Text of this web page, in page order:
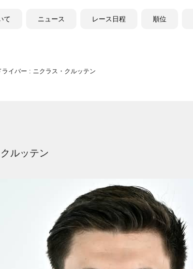
て ニュース レース日程 順位
イバー : ニクラス・クルッテン
ルッテン